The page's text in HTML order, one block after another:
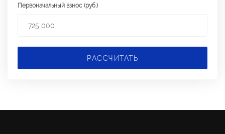
Первоначальный взнос (руб.)
РАССЧИТАТЬ